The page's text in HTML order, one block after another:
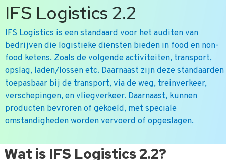
IFS Logistics 2.2
IFS Logistics is een standaard voor het auditen van
bedrijven die logistieke diensten bieden in food en non-
food ketens. Zoals de volgende activiteiten, transport,
opslag, laden/lossen etc. Daarnaast zijn deze standaarden
toepasbaar bij de transport, via de weg, treinverkeer,
verschepingen, en vliegverkeer. Daarnaast, kunnen
producten bevroren of gekoeld, met speciale
omstandigheden worden vervoerd of opgeslagen.
GaWat is IFS Logistics 2.2?